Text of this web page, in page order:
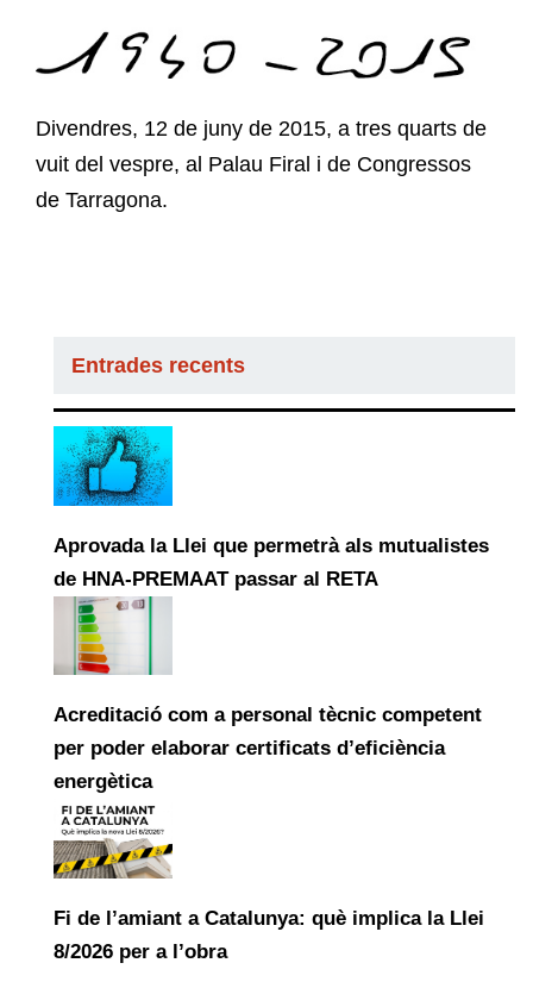
Divendres, 12 de juny de 2015, a tres quarts de
vuit del vespre, al Palau Firal i de Congressos
de Tarragona.
Entrades recents
Aprovada la Llei que permetrà als mutualistes
de HNA-PREMAAT passar al RETA
Acreditació com a personal tècnic competent
per poder elaborar certificats d’eficiència
energètica
Fi de l’amiant a Catalunya: què implica la Llei
8/2026 per a l’obra